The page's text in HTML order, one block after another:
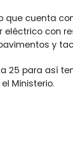
que cuenta
con
y
25 para así
Ministerio.